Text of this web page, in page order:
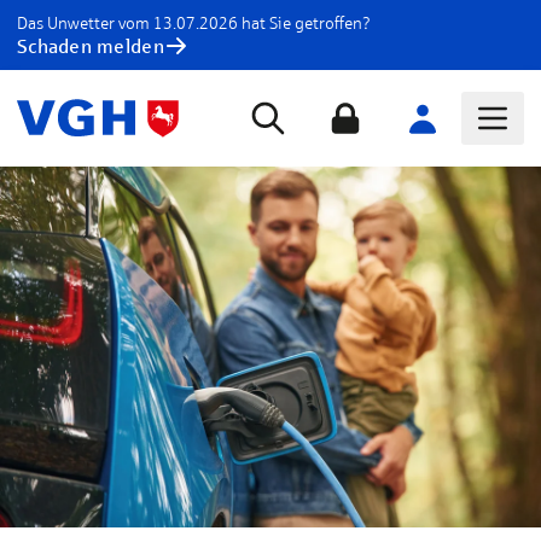
Das Unwetter vom 13.07.2026 hat Sie getroffen?
Schaden melden